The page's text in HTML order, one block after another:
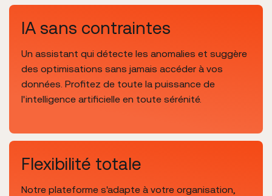
IA sans contraintes
Un assistant qui détecte les anomalies et suggère
des optimisations sans jamais accéder à vos
données. Profitez de toute la puissance de
l'intelligence artificielle en toute sérénité.
Flexibilité totale
Notre plateforme s'adapte à votre organisation,